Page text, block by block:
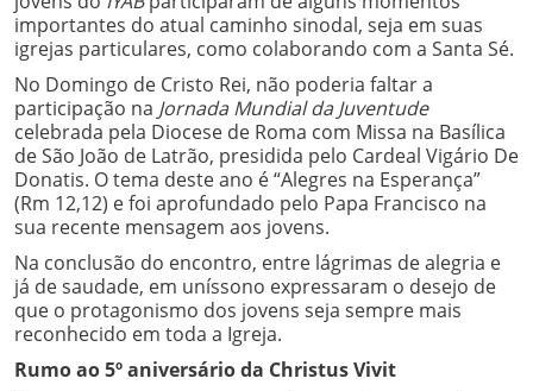
importantes do atual caminho sinodal, seja em suas
igrejas particulares, como colaborando com a Santa Sé.
No Domingo de Cristo Rei, não poderia faltar a
participação na Jornada Mundial da Juventude
celebrada pela Diocese de Roma com Missa na Basílica
de São João de Latrão, presidida pelo Cardeal Vigário De
Donatis. O tema deste ano é “Alegres na Esperança”
(Rm 12,12) e foi aprofundado pelo Papa Francisco na
sua recente mensagem aos jovens.
Na conclusão do encontro, entre lágrimas de alegria e
já de saudade, em uníssono expressaram o desejo de
que o protagonismo dos jovens seja sempre mais
reconhecido em toda a Igreja.
Rumo ao 5º aniversário da Christus Vivit